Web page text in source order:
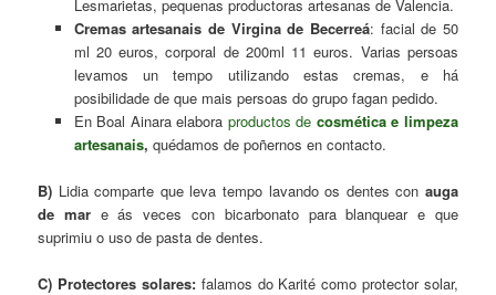
Lesmarietas, pequenas productoras artesanas de Valencia.
Cremas artesanais de Virgina de Becerreá: facial de 50
ml 20 euros, corporal de 200ml 11 euros. Varias persoas
levamos un tempo utilizando estas cremas, e há
posibilidade de que mais persoas do grupo fagan pedido.
En Boal Ainara elabora productos de cosmética e limpeza
artesanais, quédamos de poñernos en contacto.
B) Lidia comparte que leva tempo lavando os dentes con auga
de mar e ás veces con bicarbonato para blanquear e que
suprimiu o uso de pasta de dentes.
C) Protectores solares: falamos do Karité como protector solar,